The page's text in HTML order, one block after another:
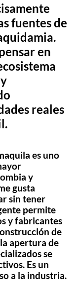
fuentes de
en
reales
es uno
y
gusta
sin tener
permite
y fabricantes
de
apertura de
se
Es un
a la industria.